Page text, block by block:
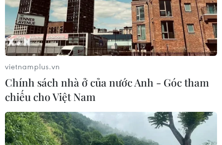
vietnamplus.vn
Chính sách nhà ở của nước Anh - Góc tham
chiếu cho Việt Nam